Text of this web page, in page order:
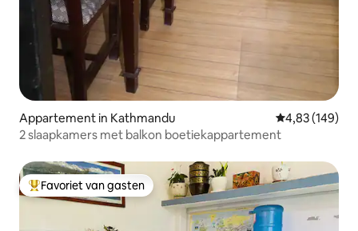
Appartement in Kathmandu Gemiddelde
4,83 (149)
2 slaapkamers met balkon boetiekappartement
Topfavoriet van gasten
Favoriet van gasten